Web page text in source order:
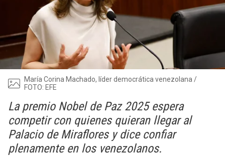
María Corina Machado, líder democrática venezolana /
FOTO: EFE
La premio Nobel de Paz 2025 espera
competir con quienes quieran llegar al
Palacio de Miraflores y dice confiar
plenamente en los venezolanos.